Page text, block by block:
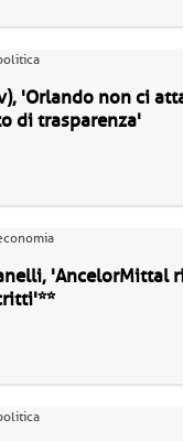
'Orlando non ci
di trasparenza'
'AncelorMittal